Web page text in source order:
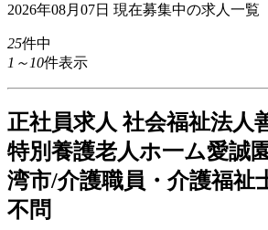
2026年08月07日 現在募集中の求人一覧
25件中
1～10件表示
正社員求人 社会福祉法人
特別養護老人ホ一ム愛誠
湾市/介護職員・介護福祉
不問